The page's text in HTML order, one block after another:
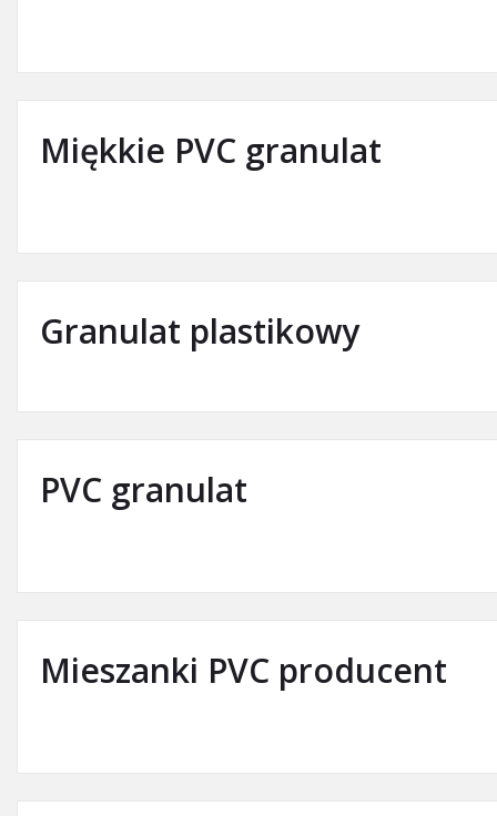
Miękkie PVC granulat
Granulat plastikowy
PVC granulat
Mieszanki PVC producent